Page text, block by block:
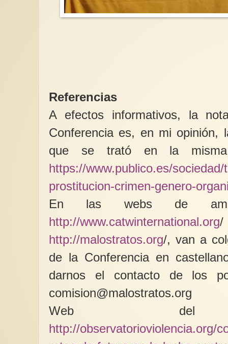
Referencias
A efectos informativos, la
Conferencia es, en mi opinión,
que se trató en la
https://www.publico.es/
prostitucion-crimen-genero-
En las webs de
http://www.catwinternational.org
http://malostratos.org/, van a
de la Conferencia en
darnos el contacto de los
comision@malostratos.org
Web del
http://observatorioviolencia.org/